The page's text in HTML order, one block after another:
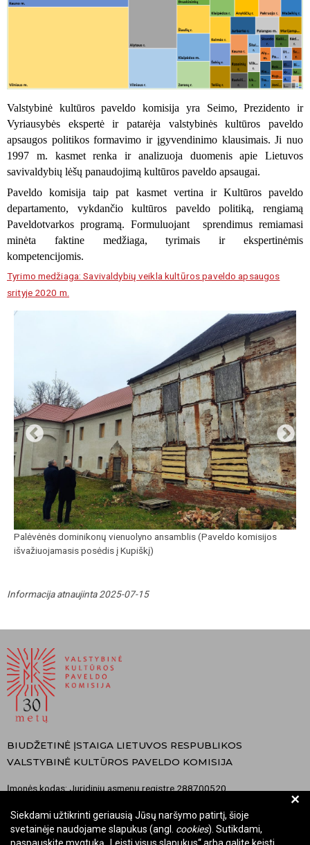
Valstybinė kultūros paveldo komisija yra Seimo, Prezidento ir
Vyriausybės ekspertė ir patarėja valstybinės kultūros paveldo
apsaugos politikos formavimo ir įgyvendinimo klausimais. Ji nuo
1997 m. kasmet renka ir analizuoja duomenis apie Lietuvos
savivaldybių lėšų panaudojimą kultūros paveldo apsaugai.
Paveldo komisija taip pat kasmet vertina ir Kultūros paveldo
departamento, vykdančio kultūros paveldo politiką, rengiamą
Paveldotvarkos programą. Formuluojant
sprendimus remiamasi
minėta faktine medžiaga, tyrimais ir ekspertinėmis
kompetencijomis.
Tyrimo medžiaga: Savivaldybių veikla kultūros paveldo apsaugos
srityje 2020 m.
Palėvėnės dominikonų vienuolyno ansamblis (Paveldo komisijos
išvažiuojamasis posėdis į Kupiškį)
Informacija atnaujinta 2025-07-15
BIUDŽETINĖ ĮSTAIGA LIETUVOS RESPUBLIKOS
VALSTYBINĖ KULTŪROS PAVELDO KOMISIJA
Įmonės kodas: Juridinių asmenų registre 288700520
Telefonas: +370 699 13972
El. paštas: komisija@vkpk.lt
+
Siekdami užtikrinti geriausią Jūsų naršymo patirtį, šioje
svetainėje naudojame slapukus (angl. cookies). Sutikdami,